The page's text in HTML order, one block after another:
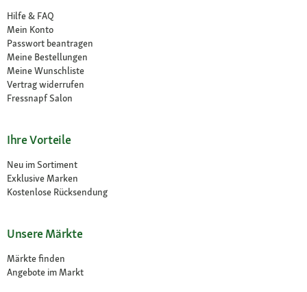
Hilfe & FAQ
Mein Konto
Passwort beantragen
Meine Bestellungen
Meine Wunschliste
Vertrag widerrufen
Fressnapf Salon
Ihre Vorteile
Neu im Sortiment
Exklusive Marken
Kostenlose Rücksendung
Unsere Märkte
Märkte finden
Angebote im Markt